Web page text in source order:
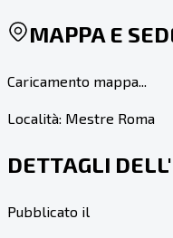
MAPPA E
Caricamento mappa...
Località: Mestre Roma
DETTAGLI
Pubblicato il